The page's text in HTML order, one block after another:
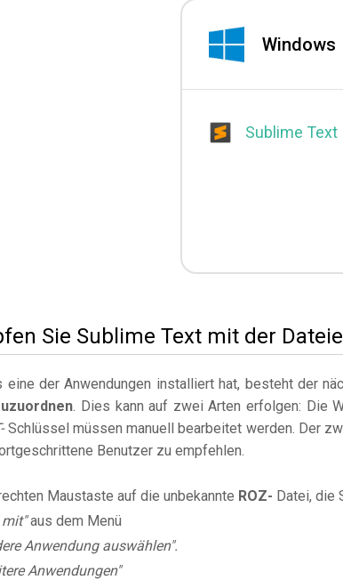
Windows
Sublime Text
Sie Sublime Text mit der
eine der Anwendungen installiert hat, besteht der
. Dies kann auf zwei Arten erfolgen: Die
Schlüssel müssen manuell bearbeitet werden. Der
Benutzer zu empfehlen.
Maustaste auf die unbekannte ROZ- Datei, die
mit"aus dem Menü
Anwendung auswählen".
Anwendungen"